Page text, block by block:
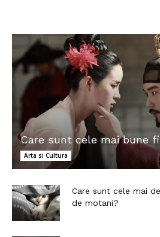
Care sunt cele mai bune
Arta si Cultura
Care sunt cele mai
de motani?